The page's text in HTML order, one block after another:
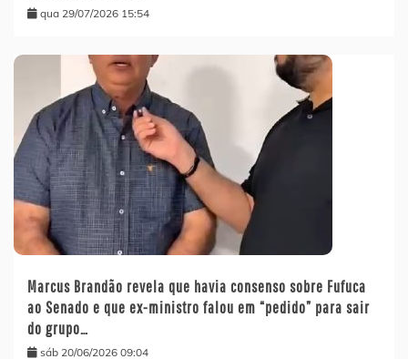
qua 29/07/2026 15:54
Marcus Brandão revela que havia consenso sobre Fufuca
ao Senado e que ex-ministro falou em “pedido” para sair
do grupo…
sáb 20/06/2026 09:04